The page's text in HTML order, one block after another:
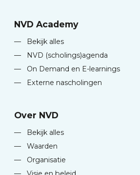
NVD Academy
—
Bekijk alles
—
NVD (scholings)agenda
—
On Demand en E-learnings
—
Externe nascholingen
Over NVD
—
Bekijk alles
—
Waarden
—
Organisatie